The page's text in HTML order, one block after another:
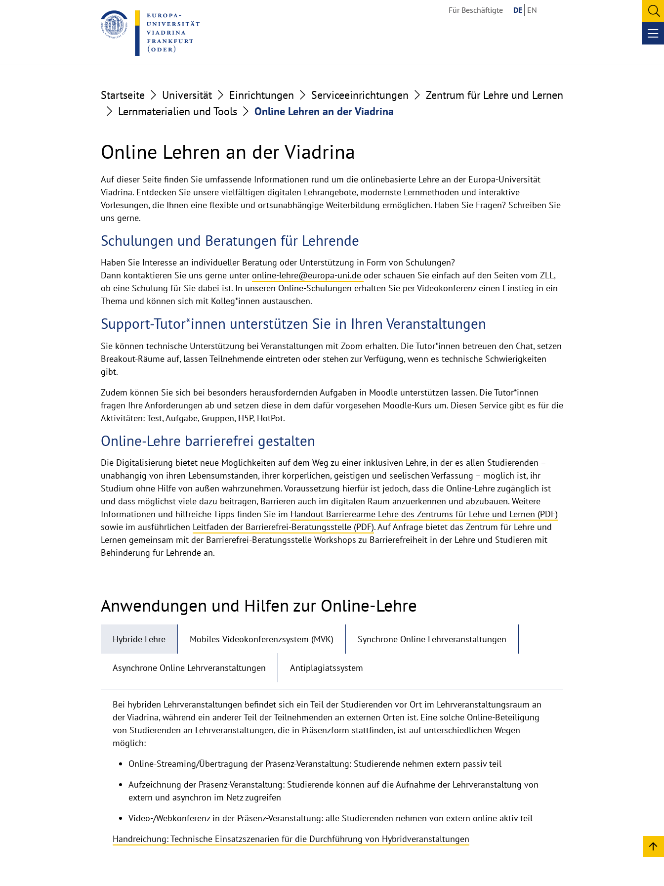
to
the
content
to
the
footer
Für Beschäftigte DE EN
Startseite Universität Einrichtungen Serviceeinrichtungen
Zentrum für Lehre und Lernen
Lernmaterialien und Tools
Online Lehren an der Viadrina
Online Lehren an der Viadrina
Online
Lehren
an
der
Viadrina
Auf dieser Seite finden Sie umfassende Informationen rund um die onlinebasierte Lehre an der Europa-Universität
Viadrina. Entdecken Sie unsere vielfältigen digitalen Lehrangebote, modernste Lernmethoden und interaktive
Vorlesungen, die Ihnen eine flexible und ortsunabhängige Weiterbildung ermöglichen. Haben Sie Fragen? Schreiben Sie
uns gerne.
Schulungen und Beratungen für Lehrende
Haben Sie Interesse an individueller Beratung oder Unterstützung in Form von Schulungen?
Dann kontaktieren Sie uns gerne unter online-lehre@europa-uni.de oder schauen Sie einfach auf den Seiten vom ZLL,
ob eine Schulung für Sie dabei ist. In unseren Online-Schulungen erhalten Sie per Videokonferenz einen Einstieg in ein
Thema und können sich mit Kolleg*innen austauschen.
Support-Tutor*innen unterstützen Sie in Ihren Veranstaltungen
Sie können technische Unterstützung bei Veranstaltungen mit Zoom erhalten. Die Tutor*innen betreuen den Chat, setzen
Breakout-Räume auf, lassen Teilnehmende eintreten oder stehen zur Verfügung, wenn es technische Schwierigkeiten
gibt.
Zudem können Sie sich bei besonders herausfordernden Aufgaben in Moodle unterstützen lassen. Die Tutor*innen
fragen Ihre Anforderungen ab und setzen diese in dem dafür vorgesehen Moodle-Kurs um. Diesen Service gibt es für die
Aktivitäten: Test, Aufgabe, Gruppen, H5P, HotPot.
Online-Lehre barrierefrei gestalten
Die Digitalisierung bietet neue Möglichkeiten auf dem Weg zu einer inklusiven Lehre, in der es allen Studierenden –
unabhängig von ihren Lebensumständen, ihrer körperlichen, geistigen und seelischen Verfassung – möglich ist, ihr
Studium ohne Hilfe von außen wahrzunehmen. Voraussetzung hierfür ist jedoch, dass die Online-Lehre zugänglich ist
und dass möglichst viele dazu beitragen, Barrieren auch im digitalen Raum anzuerkennen und abzubauen. Weitere
Informationen und hilfreiche Tipps finden Sie im Handout Barrierearme Lehre des Zentrums für Lehre und Lernen (PDF)
sowie im ausführlichen Leitfaden der Barrierefrei-Beratungsstelle (PDF). Auf Anfrage bietet das Zentrum für Lehre und
Lernen gemeinsam mit der Barrierefrei-Beratungsstelle Workshops zu Barrierefreiheit in der Lehre und Studieren mit
Behinderung für Lehrende an.
Anwendungen und Hilfen zur Online-Lehre
Hybride Lehre Mobiles Videokonferenzsystem (MVK) Synchrone Online Lehrveranstaltungen
Asynchrone Online Lehrveranstaltungen Antiplagiatssystem
Bei hybriden Lehrveranstaltungen befindet sich ein Teil der Studierenden vor Ort im Lehrveranstaltungsraum an
der Viadrina, während ein anderer Teil der Teilnehmenden an externen Orten ist. Eine solche Online-Beteiligung
von Studierenden an Lehrveranstaltungen, die in Präsenzform stattfinden, ist auf unterschiedlichen Wegen
möglich:
Online-Streaming/Übertragung der Präsenz-Veranstaltung: Studierende nehmen extern passiv teil
Aufzeichnung der Präsenz-Veranstaltung: Studierende können auf die Aufnahme der Lehrveranstaltung von
extern und asynchron im Netz zugreifen
Video-/Webkonferenz in der Präsenz-Veranstaltung: alle Studierenden nehmen von extern online aktiv teil
Handreichung: Technische Einsatzszenarien für die Durchführung von Hybridveranstaltungen